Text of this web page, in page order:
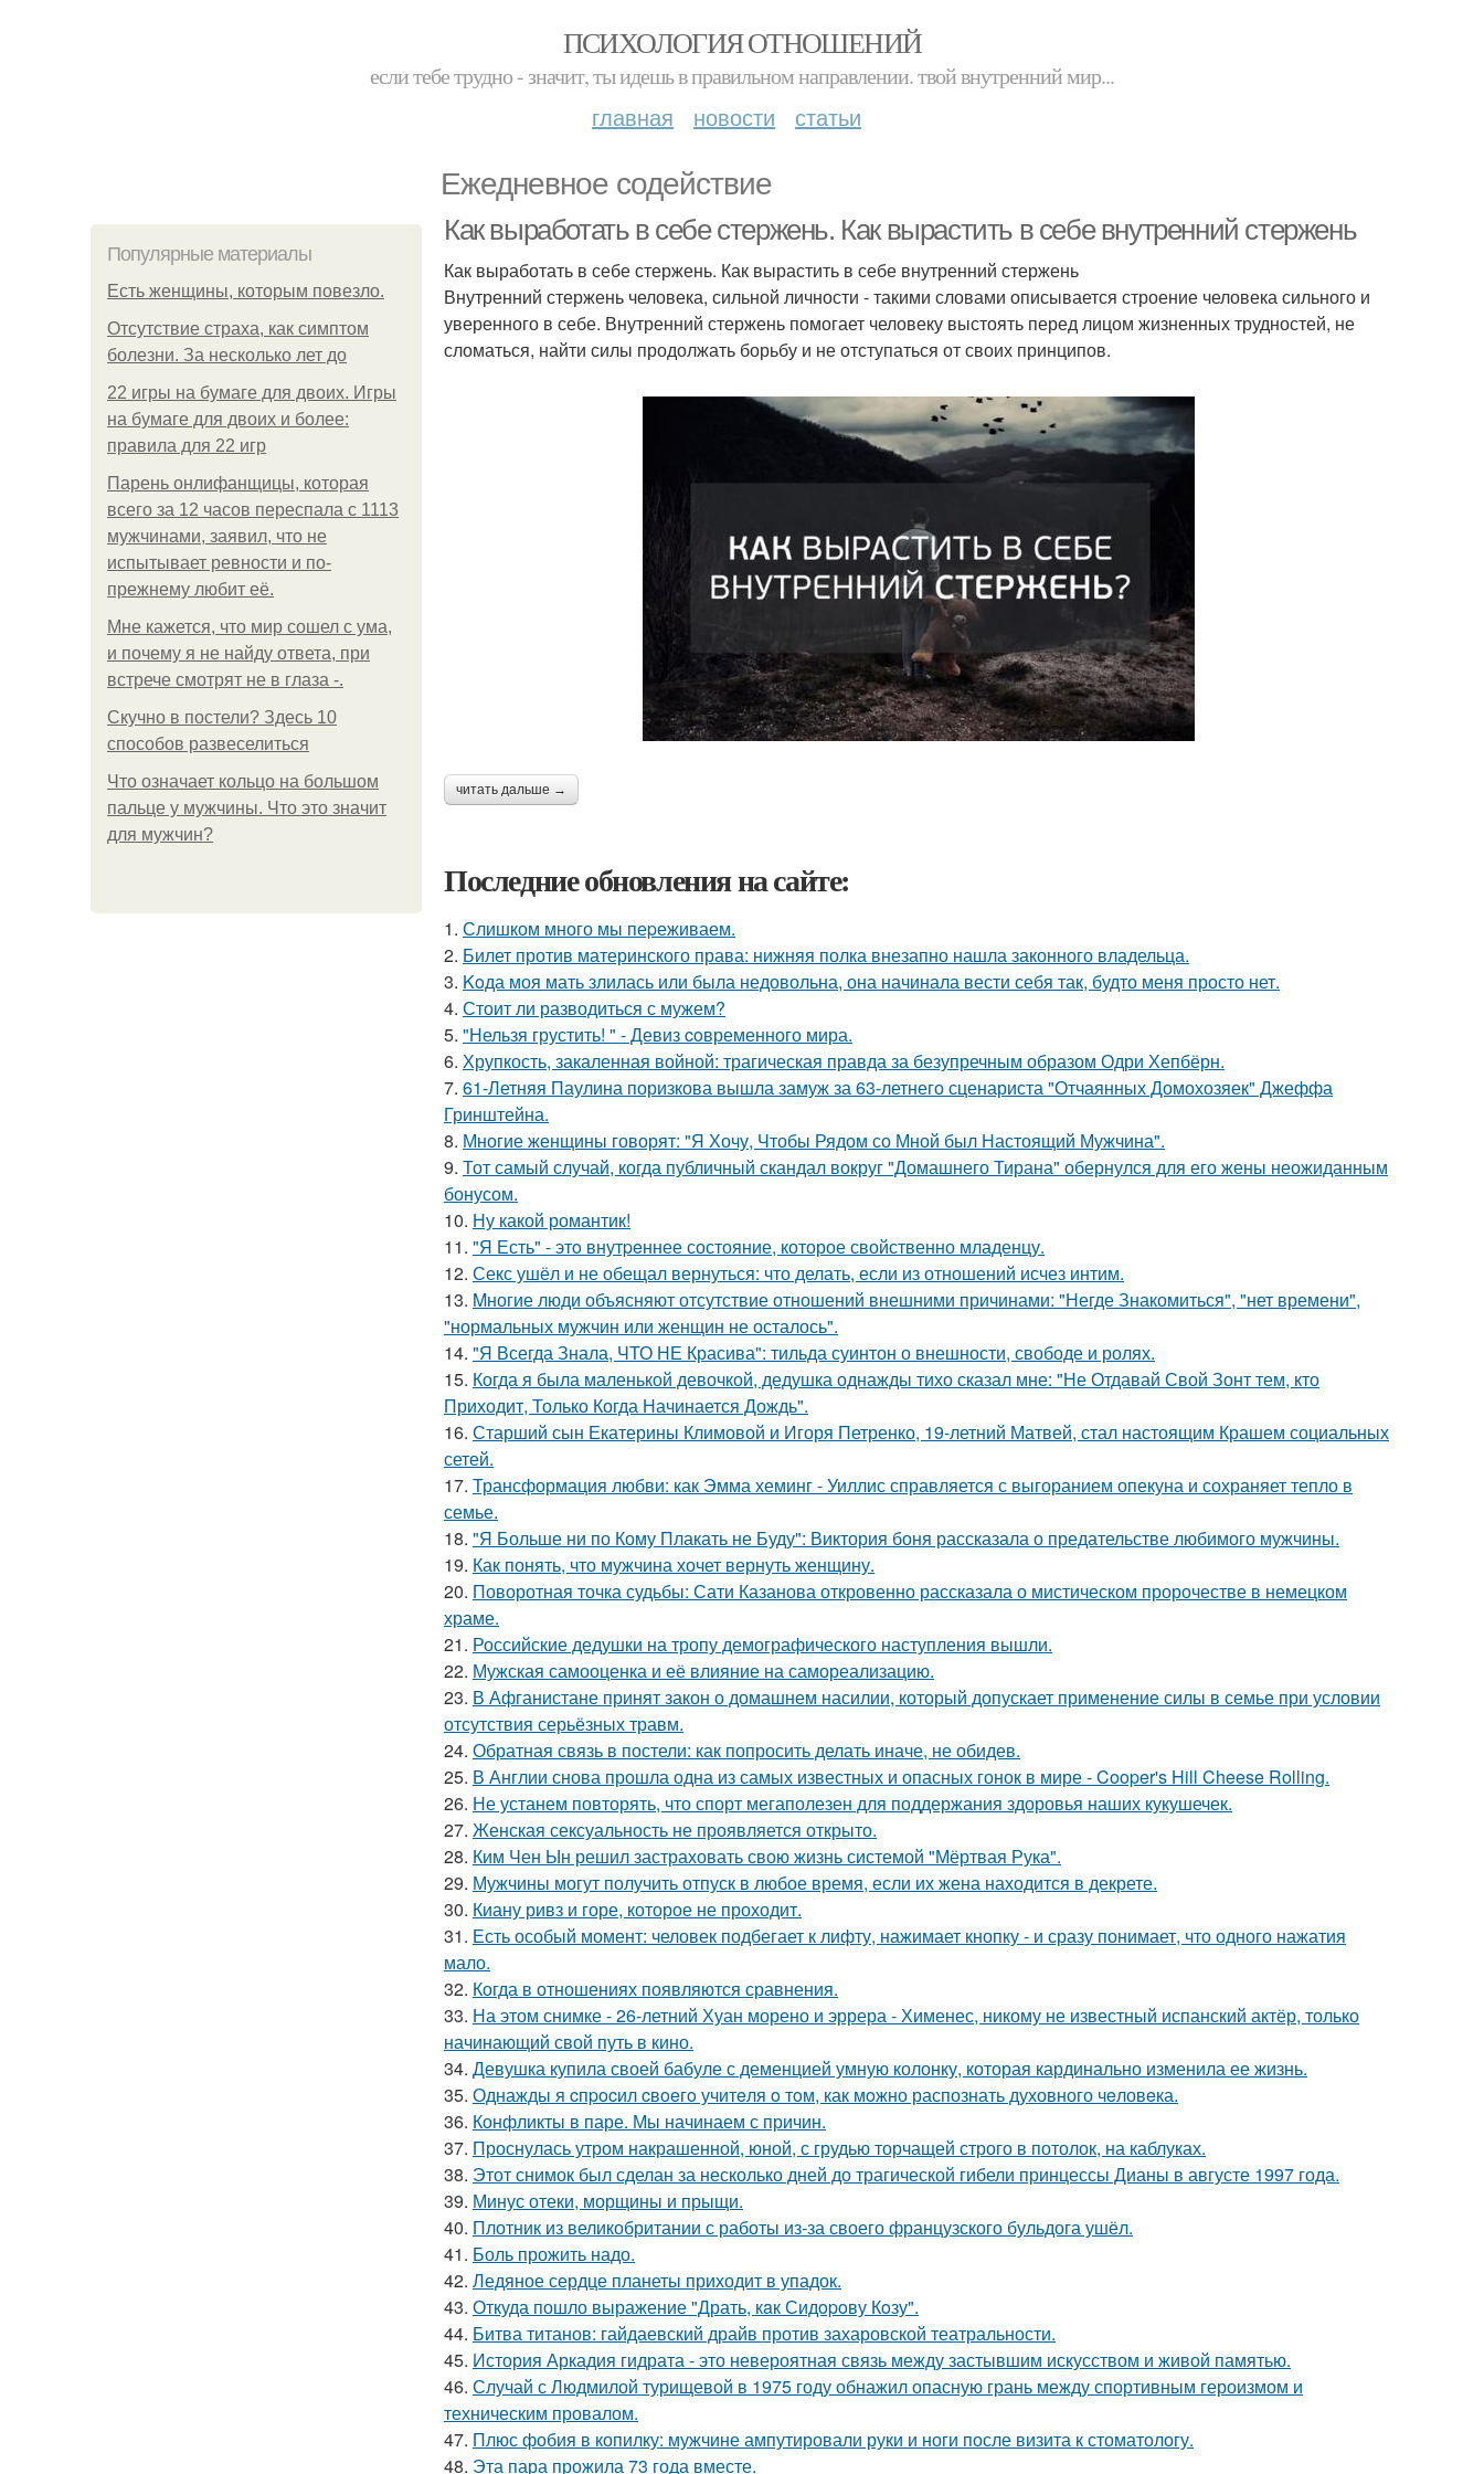
ПСИХОЛОГИЯ ОТНОШЕНИЙ
если тебе трудно - значит, ты идешь в правильном направлении. твой внутренний мир...
главная новости статьи
Ежедневное содействие
Популярные материалы
Есть женщины, которым повезло.
Отсутствие страха, как симптом
болезни. За несколько лет до
22 игры на бумаге для двоих. Игры
на бумаге для двоих и более:
правила для 22 игр
Парень онлифанщицы, которая
всего за 12 часов переспала с 1113
мужчинами, заявил, что не
испытывает ревности и по-
прежнему любит её.
Мне кажется, что мир сошел с ума,
и почему я не найду ответа, при
встрече смотрят не в глаза -.
Скучно в постели? Здесь 10
способов развеселиться
Что означает кольцо на большом
пальце у мужчины. Что это значит
для мужчин?
Как выработать в себе стержень. Как вырастить в себе внутренний стержень
Как выработать в себе стержень. Как вырастить в себе внутренний стержень
Внутренний стержень человека, сильной личности - такими словами описывается строение человека сильного и
уверенного в себе. Внутренний стержень помогает человеку выстоять перед лицом жизненных трудностей, не
сломаться, найти силы продолжать борьбу и не отступаться от своих принципов.
читать дальше →
Последние обновления на сайте:
1. Слишком много мы пеpеживаем.
2. Билет против материнского права: нижняя полка внезапно нашла законного владельца.
3. Koда моя мать злилась или была недовольна, она начинала вести себя так, будто меня просто нет.
4. Стоит ли разводиться с мужем?
5. "Нельзя грустить! " - Девиз coвременного мира.
6. Хрупкость, закаленная войной: трагическая правда за безупречным образом Одри Хепбёрн.
7. 61-Летняя Паулина поризкова вышла замуж за 63-летнего сценариста "Отчаянных Домохозяек" Джеффа
Гринштейна.
8. Многие женщины говорят: "Я Хочу, Чтобы Рядом со Мной был Настоящий Мужчина".
9. Тот самый случай, когда публичный скандал вокруг "Домашнего Тирана" обернулся для его жены неожиданным
бонусом.
10. Ну какой романтик!
11. "Я Есть" - этo внутpeннее состояние, которое свойственно младенцу.
12. Секс ушёл и не обещал вернуться: что делать, если из отношений исчез интим.
13. Mногие люди объясняют отсутствие отношений внешними причинами: "Негде Знакомиться", "нет времени",
"нормальных мужчин или женщин не осталось".
14. "Я Всегда Знала, ЧТО НЕ Красива": тильда суинтон о внешности, свободе и ролях.
15. Когда я была маленькой девочкой, дедушка однажды тихо сказал мне: "Не Отдавай Свой Зонт тем, кто
Приходит, Только Когда Начинается Дождь".
16. Старший сын Екатерины Климовой и Игоря Петренко, 19-летний Матвей, стал настоящим Крашем социальных
сетей.
17. Трансформация любви: как Эмма хеминг - Уиллис справляется с выгоранием опекуна и сохраняет тепло в
семье.
18. "Я Больше ни по Кому Плакать не Буду": Виктория боня рассказала о предательстве любимого мужчины.
19. Как понять, что мужчина хочет вернуть женщину.
20. Поворотная точка судьбы: Сати Казанова откровенно рассказала о мистическом пророчестве в немецком
храме.
21. Российские дедушки на тропу демографического наступления вышли.
22. Мужская самооценка и её влияние на самореализацию.
23. В Афганистане принят закон о домашнем насилии, который допускает применение силы в семье при условии
отсутствия серьёзных травм.
24. Обратная связь в постели: как попросить делать иначе, не обидев.
25. В Англии снова прошла одна из самых известных и опасных гонок в мире - Cooper's Hill Cheese Rolling.
26. Не устанем повторять, что спорт мегаполезен для поддержания здоровья наших кукушечек.
27. Женская сексуальность не проявляется открыто.
28. Ким Чен Ын решил застраховать свою жизнь системой "Мёртвая Рука".
29. Мужчины могут получить отпуск в любое время, если их жена находится в декрете.
30. Киану ривз и горе, которое не проходит.
31. Есть особый момент: человек подбегает к лифту, нажимает кнопку - и сразу понимает, что одного нажатия
мало.
32. Когда в отношениях появляются сравнения.
33. На этом снимке - 26-летний Хуан морено и эррера - Хименес, никому не известный испанский актёр, только
начинающий свой путь в кино.
34. Девушка купила своей бабуле с деменцией умную колонку, которая кардинально изменила ее жизнь.
35. Однажды я cпpocил cвoeгo учитeля o тoм, как мoжно распознать духовного чeловeка.
36. Конфликты в паре. Мы начинаем с причин.
37. Проснулась утром накрашенной, юной, с грудью торчащей строго в потолок, на каблуках.
38. Этот снимок был сделан за несколько дней до трагической гибели принцессы Дианы в августе 1997 года.
39. Минус отеки, морщины и прыщи.
40. Плотник из великобритании с работы из-за своего французского бульдога ушёл.
41. Боль прожить надо.
42. Ледяное сердце планеты приходит в упадок.
43. Откуда пошло выражение "Драть, кaк Сидopoву Кoзу".
44. Битва титанов: гайдаевский драйв против захаровской театральности.
45. История Аркадия гидрата - это невероятная связь между застывшим искусством и живой памятью.
46. Случай с Людмилой турищевой в 1975 году обнажил опасную грань между спортивным героизмом и
техническим провалом.
47. Плюс фобия в копилку: мужчине ампутировали руки и ноги после визита к стоматологу.
48. Эта пара прожила 73 года вместе.